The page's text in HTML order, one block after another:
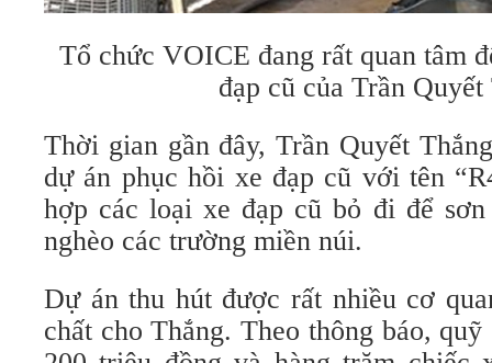
Tổ chức VOICE đang rất quan tâm
đạp cũ của Trần Quyết
Thời gian gần đây, Trần Quyết
dự án phục hồi xe đạp cũ với tên
hợp các loại xe đạp cũ bỏ đi để
nghèo các trường miền núi.
Dự án thu hút được rất nhiều cơ
chất cho Thắng. Theo thông báo,